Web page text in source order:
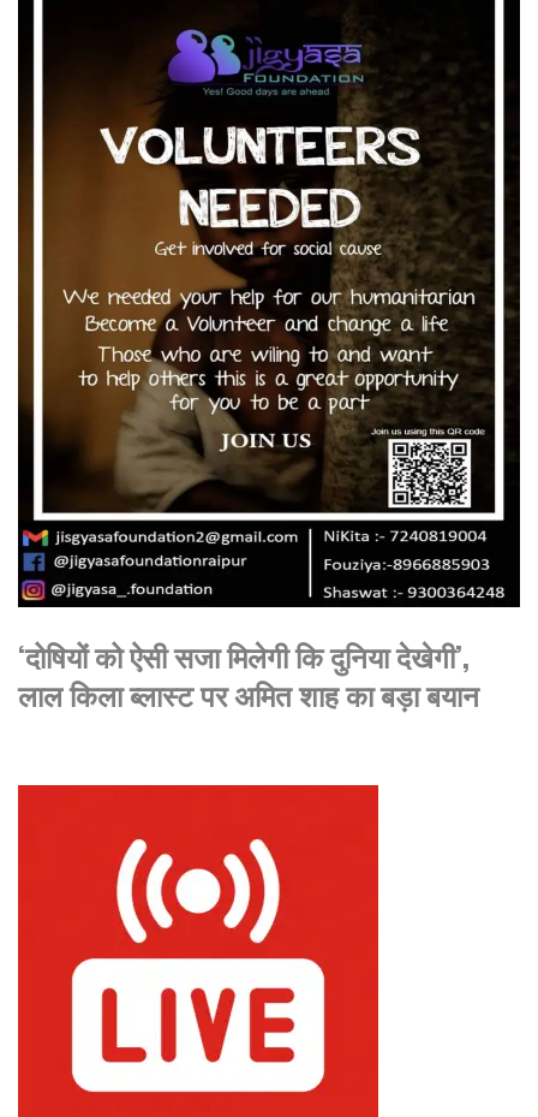
‘दोषियों को ऐसी सजा मिलेगी कि दुनिया देखेगी’,
लाल किला ब्लास्ट पर अमित शाह का बड़ा बयान